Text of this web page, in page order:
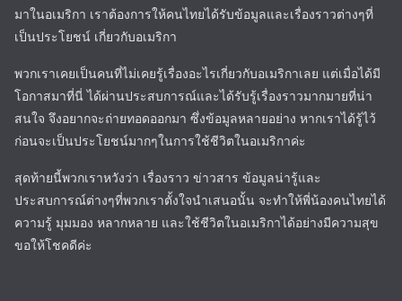
มาในอเมริกา เราต้องการให้คนไทยได้รับข้อมูลและเรื่องราวต่างๆที่
เป็นประโยชน์ เกี่ยวกับอเมริกา
พวกเราเคยเป็นคนที่ไม่เคยรู้เรื่องอะไรเกี่ยวกับอเมริกาเลย แต่เมื่อได้มี
โอกาสมาที่นี่ ได้ผ่านประสบการณ์และได้รับรู้เรื่องราวมากมายที่น่า
สนใจ จึงอยากจะถ่ายทอดออกมา ซึ่งข้อมูลหลายอย่าง หากเราได้รู้ไว้
ก่อนจะเป็นประโยชน์มากๆในการใช้ชีวิตในอเมริกาค่ะ
สุดท้ายนี้พวกเราหวังว่า เรื่องราว ข่าวสาร ข้อมูลน่ารู้และ
ประสบการณ์ต่างๆที่พวกเราตั้งใจนำเสนอนั้น จะทำให้พี่น้องคนไทยได้
ความรู้ มุมมอง หลากหลาย และใช้ชีวิตในอเมริกาได้อย่างมีความสุข
ขอให้โชคดีค่ะ